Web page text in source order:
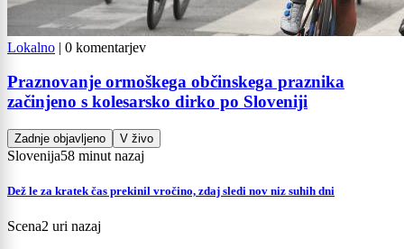
Lokalno | 0 komentarjev
Praznovanje ormoškega občinskega praznika
začinjeno s kolesarsko dirko po Sloveniji
Zadnje objavljeno V živo
Slovenija58 minut nazaj
Dež le za kratek čas prekinil vročino, zdaj sledi nov niz suhih dni
Scena2 uri nazaj